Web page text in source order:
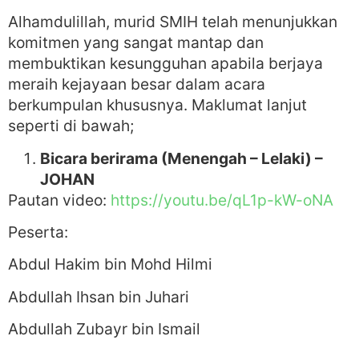
Alhamdulillah, murid SMIH telah menunjukkan
komitmen yang sangat mantap dan
membuktikan kesungguhan apabila berjaya
meraih kejayaan besar dalam acara
berkumpulan khususnya. Maklumat lanjut
seperti di bawah;
Bicara berirama (Menengah – Lelaki) –
JOHAN
Pautan video: https://youtu.be/qL1p-kW-oNA
Peserta:
Abdul Hakim bin Mohd Hilmi
Abdullah Ihsan bin Juhari
Abdullah Zubayr bin Ismail